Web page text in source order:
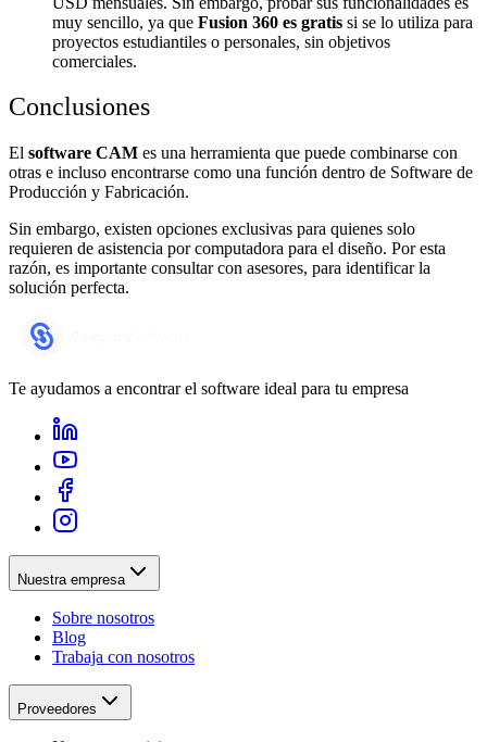
muy sencillo, ya que Fusion 360 es gratis si se lo utiliza para
proyectos estudiantiles o personales, sin objetivos
comerciales.
Conclusiones
El software CAM es una herramienta que puede combinarse con
otras e incluso encontrarse como una función dentro de Software de
Producción y Fabricación.
Sin embargo, existen opciones exclusivas para quienes solo
requieren de asistencia por computadora para el diseño. Por esta
razón, es importante consultar con asesores, para identificar la
solución perfecta.
Te ayudamos a encontrar el software ideal para tu empresa
Nuestra empresa
Sobre nosotros
Blog
Trabaja con nosotros
Proveedores